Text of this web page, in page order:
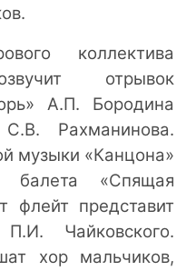
коллектива
отрывок
А.П. Бородина
Рахманинова.
музыки «Канцона»
балета «Спящая
флейт представит
Чайковского.
хор мальчиков,